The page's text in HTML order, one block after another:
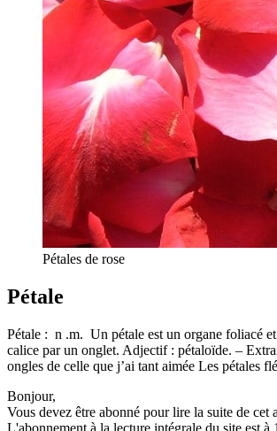
Pétales de rose
Pétale
Pétale : n .m. Un pétale est un organe foliacé
calice par un onglet. Adjectif : pétaloïde. –
ongles de celle que j’ai tant aimée Les pétales
Bonjour,
Vous devez être abonné pour lire la suite de cet
L'abonnement à la lecture intégrale du site est à